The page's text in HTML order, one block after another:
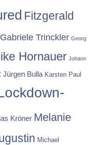
Fitzgerald
Gabriele Trinckler Georg
Hornauer Johann
Jürgen Bulla Karsten Paul
Kröner Melanie
Michael